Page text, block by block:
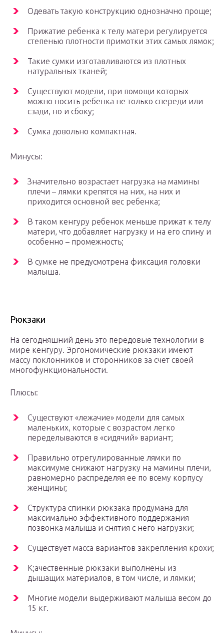
Одевать такую конструкцию однозначно проще;
Прижатие ребенка к телу матери регулируется
степенью плотности примотки этих самых лямок;
Такие сумки изготавливаются из плотных
натуральных тканей;
Существуют модели, при помощи которых
можно носить ребенка не только спереди или
сзади, но и сбоку;
Сумка довольно компактная.
Минусы:
Значительно возрастает нагрузка на мамины
плечи – лямки крепятся на них, на них и
приходится основной вес ребенка;
В таком кенгуру ребенок меньше прижат к телу
матери, что добавляет нагрузку и на его спину и
особенно – промежность;
В сумке не предусмотрена фиксация головки
малыша.
Рюкзаки
На сегодняшний день это передовые технологии в
мире кенгуру. Эргономические рюкзаки имеют
массу поклонников и сторонников за счет своей
многофункциональности.
Плюсы:
Существуют «лежачие» модели для самых
маленьких, которые с возрастом легко
переделываются в «сидячий» вариант;
Правильно отрегулированные лямки по
максимумe снижают нагрузку на мамины плечи,
равномерно распределяя ее по всему корпусу
женщины;
Структура спинки рюкзака продумана для
максимально эффективного поддержания
позвонка малыша и снятия с него нагрузки;
Существует масса вариантов закрепления крохи;
К;ачественные рюкзаки выполнены из
дышащих материалов, в том числе, и лямки;
Многие модели выдерживают малыша весом до
15 кг.